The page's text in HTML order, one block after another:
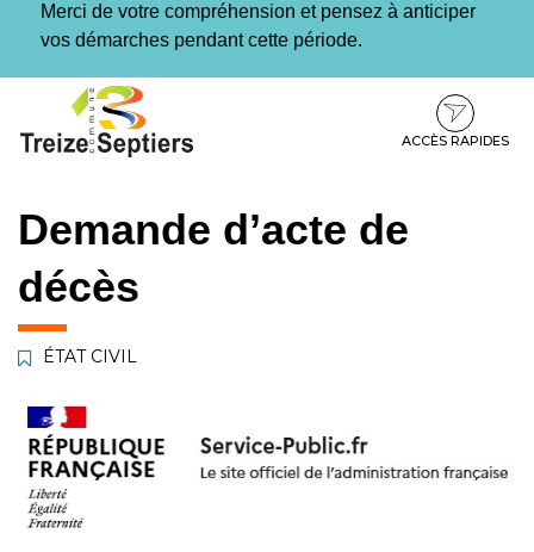
Merci de votre compréhension et pensez à anticiper
vos démarches pendant cette période.
contenu
pied
ACCÈS RAPIDES
Demande d’acte de
décès
ÉTAT CIVIL